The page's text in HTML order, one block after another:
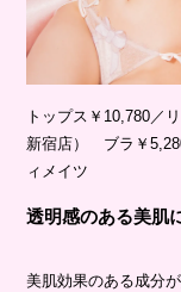
トップス￥10,780／
新宿店） ブラ￥
ィメイツ
透明感のある美肌
美肌効果のある成分